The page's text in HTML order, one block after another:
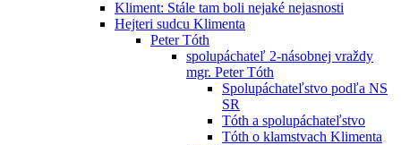
Kliment: Stále tam boli nejaké nejasnosti
Hejteri sudcu Klimenta
Peter Tóth
spolupáchateľ 2-násobnej vraždy
mgr. Peter Tóth
Spolupáchateľstvo podľa NS
SR
Tóth a spolupáchateľstvo
Tóth o klamstvach Klimenta